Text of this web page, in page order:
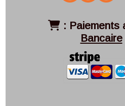
 : Paiements
Bancaire